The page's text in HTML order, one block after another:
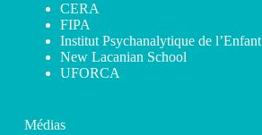
CERA
FIPA
Institut Psychanalytique de l’Enfant
New Lacanian School
UFORCA
Médias